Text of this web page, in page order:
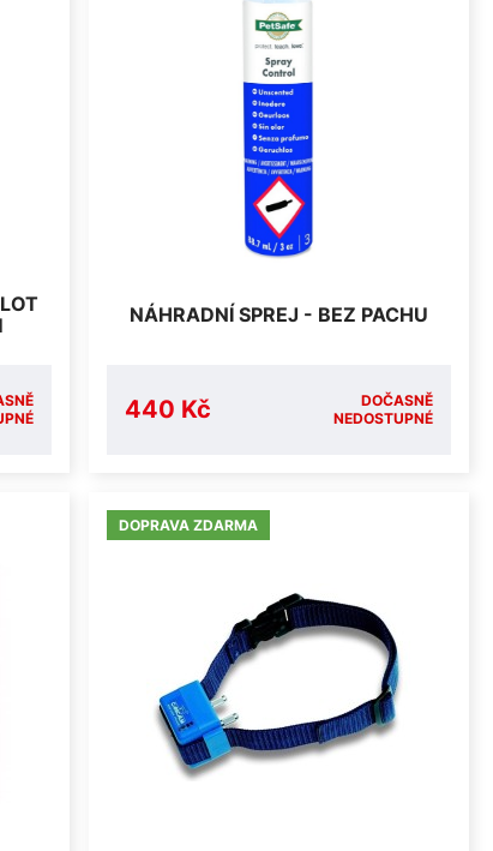
NÁHRADNÍ SPREJ - BEZ PACHU
440 Kč
DOČASNĚ
NEDOSTUPNÉ
DOPRAVA ZDARMA